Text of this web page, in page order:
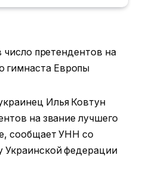
Илья Ковтун
на звание лучшего
сообщает УНН со
Украинской федерации